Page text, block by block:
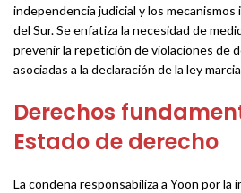
independencia judicial y los
del Sur. Se enfatiza la necesidad de
prevenir la repetición de violaciones de
asociadas a la declaración de la ley
Derechos
Estado de derecho
La condena responsabiliza a Yoon por la